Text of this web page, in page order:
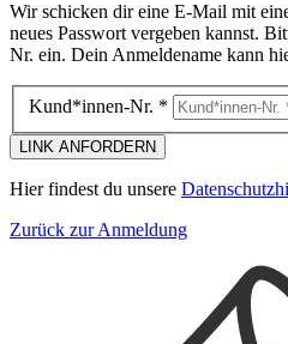
Wir schicken dir eine E-Mail mit
neues Passwort vergeben kannst.
Nr. ein. Dein Anmeldename kann
Kund*innen-Nr. *
LINK ANFORDERN
Hier findest du unsere
Zurück zur Anmeldung